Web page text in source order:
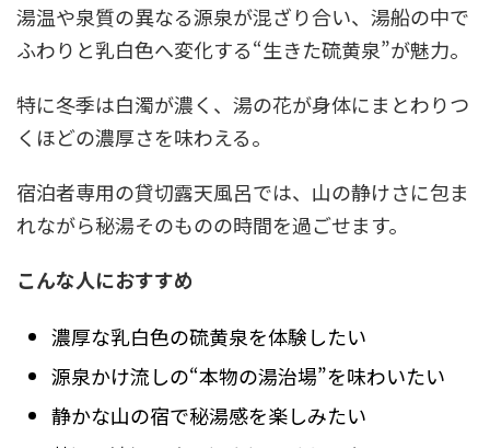
湯温や泉質の異なる源泉が混ざり合い、湯船の中で
ふわりと乳白色へ変化する“生きた硫黄泉”が魅力。
特に冬季は白濁が濃く、湯の花が身体にまとわりつ
くほどの濃厚さを味わえる。
宿泊者専用の貸切露天風呂では、山の静けさに包ま
れながら秘湯そのものの時間を過ごせます。
こんな人におすすめ
濃厚な乳白色の硫黄泉を体験したい
源泉かけ流しの“本物の湯治場”を味わいたい
静かな山の宿で秘湯感を楽しみたい